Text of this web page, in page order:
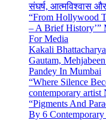
संघर्ष, आत्मविश्वास
“From Hollywood
– A Brief History’”
For Media
Kakali
Gautam,
Pandey In Mumbai
“Where Silence
contemporary artist
“Pigments And
By 6